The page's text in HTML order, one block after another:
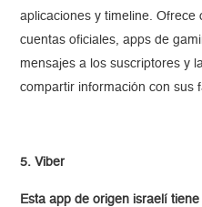
aplicaciones y timeline.
cuentas oficiales, apps de
mensajes a los suscriptores y
compartir información con sus
5. Viber
Esta app de origen israelí